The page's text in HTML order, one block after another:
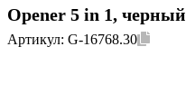
Opener 5 in 1, черный
Артикул: G-16768.30